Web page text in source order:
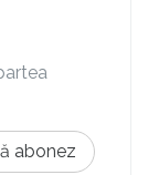
abonez